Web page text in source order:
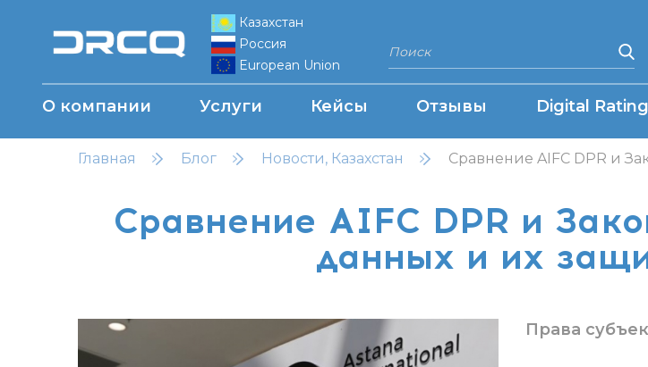
Казахстан
Россия
European Union
О компании Услуги Кейсы Отзывы Digital Rating
Главная Блог Новости, Казахстан Сравнение AIFC DPR и
Сравнение AIFC DPR и
данных и их
Права